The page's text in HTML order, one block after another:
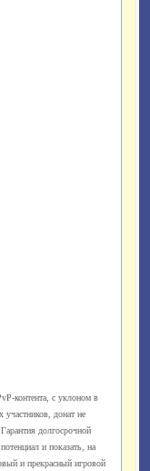
контента, с уклоном в
участников, донат не
долгосрочной
и показать, на
и прекрасный игровой